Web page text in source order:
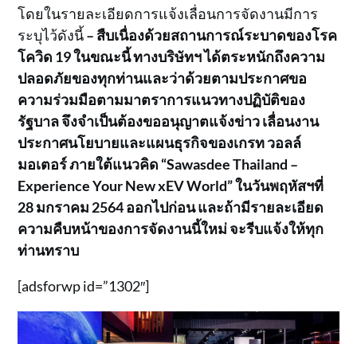
โดยในรายละเอียดการแจ้งเลื่อนการจัดงานมีการ
ระบุไว้ดังนี้– สืบเนื่องด้วยสถานการณ์ระบาดของโรค
โควิด 19 ในขณะนี้ ทางบริษัทฯ ได้ตระหนักถึงความ
ปลอดภัยของทุกท่านและว่าด้วยตามประกาศขอ
ความร่วมมือตามมาตราการแนวทางปฏิบัติของ
รัฐบาล จึงจำเป็นต้องขออนุญาตแจ้งข่าว เลื่อนงาน
ประกาศนโยบายและแผนธุรกิจของเกรท วอลล์
มอเตอร์ ภายใต้แนวคิด “Sawasdee Thailand –
Experience Your New xEV World” ในวันพฤหัสฯที่
28 มกราคม 2564 ออกไปก่อน และถ้ามีรายละเอียด
ความคืบหน้าของการจัดงานนี้ใหม่ จะรีบแจ้งให้ทุก
ท่านทราบ
[adsforwp id=”1302″]